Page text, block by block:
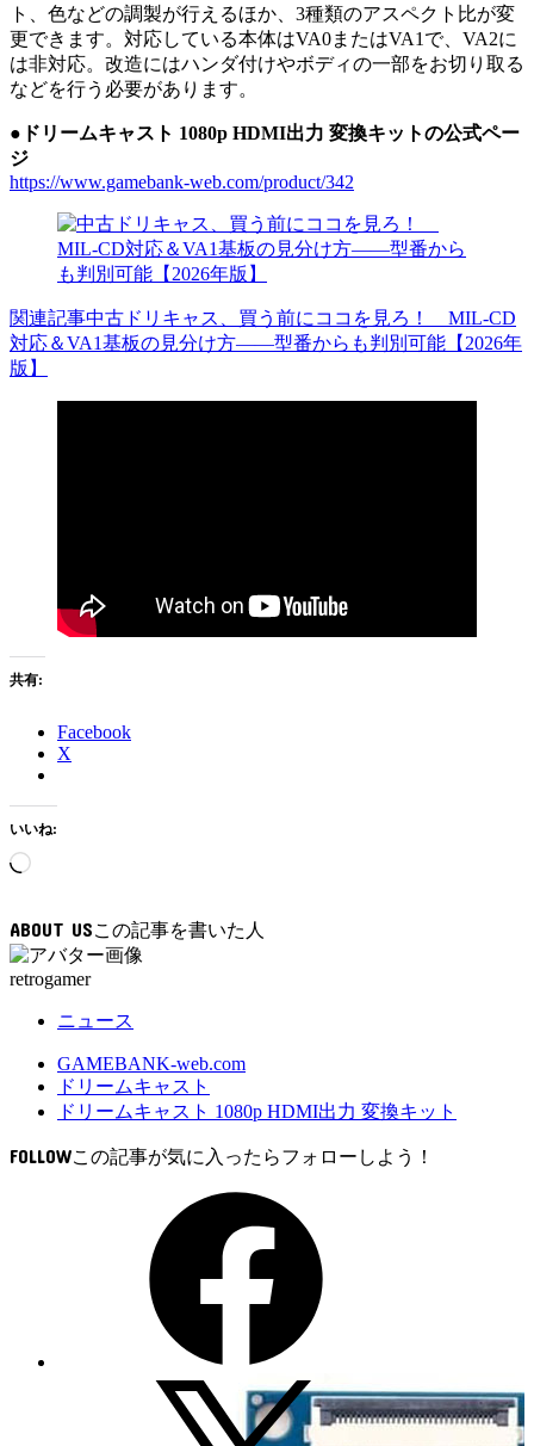
ト、色などの調製が行えるほか、3種類のアスペクト比が変
更できます。対応している本体はVA0またはVA1で、VA2に
は非対応。改造にはハンダ付けやボディの一部をお切り取る
などを行う必要があります。
●ドリームキャスト 1080p HDMI出力 変換キットの公式ペー
ジ
https://www.gamebank-web.com/product/342
関連記事中古ドリキャス、買う前にココを見ろ！ MIL-CD
対応＆VA1基板の見分け方——型番からも判別可能【2026年
版】
共有:
Facebook
X
いいね:
読
み
中…
ABOUT US
retrogamer
ニュース
GAMEBANK-web.com
ドリームキャスト
ドリームキャスト 1080p HDMI出力 変換キット
FOLLOW